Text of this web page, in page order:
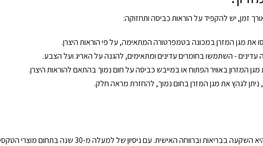
זמן, יש להקפיד על הוראות כביסה ותחזוקה:
את מגן המזרן במכונה בטמפרטורה המתאימה, על פי הוראות היצרן.
עדינים - השתמשו בחומרים עדינים ומתאימים, להגנה על האריג ועל הצבע.
מגן המזרון באוויר הפתוח או במייבש כביסה על חום נמוך בהתאם להוראות היצרן.
ניתן לגהץ את מגן המזרן בחום נמוך, להחזרת מראה חלק.
בבריאות וברווחה האישית. עם ניסיון של למעלה מ-30 שנה בתחום מוצרי הטקסטיל,